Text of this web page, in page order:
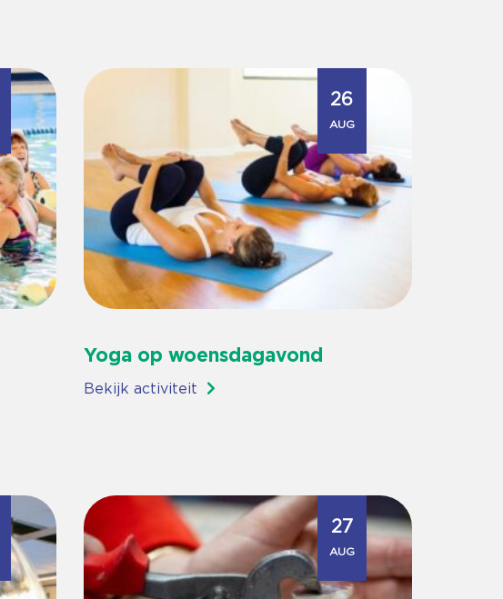
26
AUG
Yoga op woensdagavond
Bekijk activiteit
27
AUG